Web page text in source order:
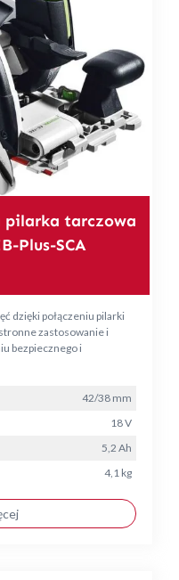
pilarka tarczowa
Plus-SCA
dzięki połączeniu pilarki
zastosowanie i
bezpiecznego i
42/38 mm
18 V
5,2 Ah
4,1 kg